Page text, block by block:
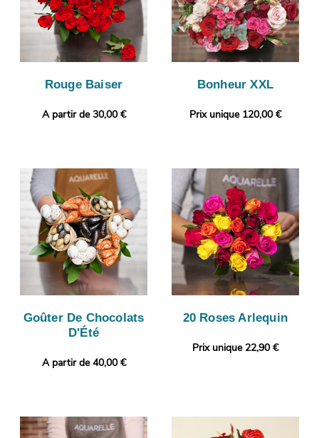
Rouge Baiser
A partir de 30,00 €
Bonheur XXL
Prix unique 120,00 €
Goûter De Chocolats
D'Été
A partir de 40,00 €
20 Roses Arlequin
Prix unique 22,90 €